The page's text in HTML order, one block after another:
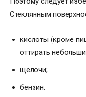
Стеклянным
кислоты (кроме
оттирать
щелочи;
бензин.